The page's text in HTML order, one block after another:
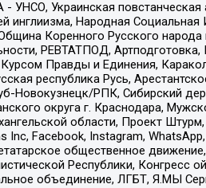
Украинская
инглиизма, Народная
Коренного Русского
РЕВТАТПОД,
Правды и Единения,
республика Русь,
Новокузнецк/РПК, Сибирский
округа г. Краснодара,
области, Проект
Inc, Facebook, Instagram,
общественное
Республики, Конгресс
объединение, ЛГБТ, Я.МЫ